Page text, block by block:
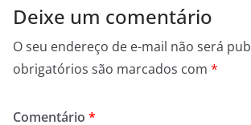
Deixe um comentário
O seu endereço de e-mail não será
obrigatórios são marcados com *
Comentário *